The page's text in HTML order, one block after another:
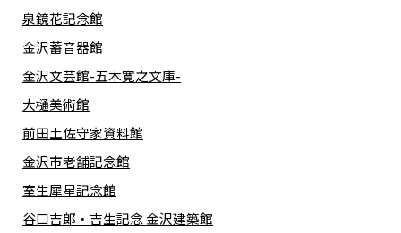
泉鏡花記念館
金沢蓄音器館
金沢文芸館-五木寛之文庫-
大樋美術館
前田土佐守家資料館
金沢市老舗記念館
室生犀星記念館
谷口吉郎・吉生記念 金沢建築館